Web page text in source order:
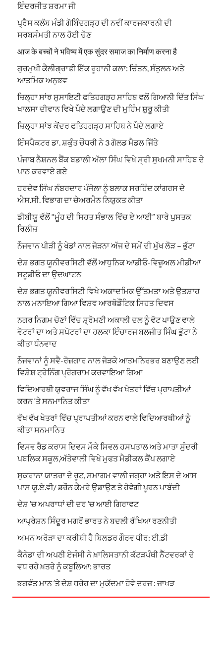
ਇੰਦਰਜੀਤ ਸ਼ਰਮਾ ਜੀ
ਪ੍ਰੈਸ ਕਲੱਬ ਮੰਡੀ ਗੋਬਿੰਦਗੜ੍ਹ ਦੀ ਨਵੀਂ ਕਾਰਜਕਾਰਨੀ ਦੀ
ਸਰਬਸੰਮਤੀ ਨਾਲ ਹੋਈ ਚੋਣ
आज के बच्चों ने भविष्य में एक सुंदर समाज का निर्माण करना है
ਗੁਰਮੁਖੀ ਕੈਲੀਗ੍ਰਾਫੀ ਇੱਕ ਰੂਹਾਨੀ ਕਲਾ: ਚਿੰਤਨ, ਸੰਤੁਲਨ ਅਤੇ
ਆਤਮਿਕ ਅਨੁਭਵ
ਜ਼ਿਲ੍ਹਾ ਸਾਂਝ ਸੁਸਾਇਟੀ ਫਤਿਹਗੜ੍ਹ ਸਾਹਿਬ ਵਲੋਂ ਗਿਆਨੀ ਦਿੱਤ ਸਿੰਘ
ਖਾਲਸਾ ਦੀਵਾਨ ਵਿਖੇ ਪੌਦੇ ਲਗਾਉਣ ਦੀ ਮੁਹਿੰਮ ਸ਼ੁਰੂ ਕੀਤੀ
ਜ਼ਿਲ੍ਹਾ ਸਾਂਝ ਕੇਂਦਰ ਫਤਿਹਗੜ੍ਹ ਸਾਹਿਬ ਨੇ ਪੌਦੇ ਲਗਾਏ
ਇੰਸਪੈਕਟਰ ਡਾ. ਸ਼ਕੁੰਤ ਚੌਧਰੀ ਨੇ 3 ਗੋਲਡ ਮੈਡਲ ਜਿੱਤੇ
ਪੰਜਾਬ ਨੈਸ਼ਨਲ ਬੈਂਕ ਬਡਾਲੀ ਅੱਲਾ ਸਿੰਘ ਵਿਖੇ ਸ੍ਰੀ ਸੁਖਮਨੀ ਸਾਹਿਬ ਦੇ
ਪਾਠ ਕਰਵਾਏ ਗਏ
ਹਰਦੇਵ ਸਿੰਘ ਨੰਬਰਦਾਰ ਪੰਜੋਲਾ ਨੂੰ ਬਲਾਕ ਸਰਹਿੰਦ ਕਾਂਗਰਸ ਦੇ
ਐਸ.ਸੀ. ਵਿਭਾਗ ਦਾ ਚੇਅਰਮੈਨ ਨਿਯੁਕਤ ਕੀਤਾ
ਡੀਬੀਯੂ ਵੱਲੋਂ “ਮੂੰਹ ਦੀ ਸਿਹਤ ਸੰਭਾਲ ਵਿੱਚ ਏ ਆਈ” ਬਾਰੇ ਪੁਸਤਕ
ਰਿਲੀਜ਼
ਨੌਜਵਾਨ ਪੀੜੀ ਨੂੰ ਖੇਡਾਂ ਨਾਲ ਜੋੜਨਾ ਅੱਜ ਦੇ ਸਮੇਂ ਦੀ ਮੁੱਖ ਲੋੜ – ਭੁੱਟਾ
ਦੇਸ਼ ਭਗਤ ਯੂਨੀਵਰਸਿਟੀ ਵੱਲੋਂ ਆਧੁਨਿਕ ਆਡੀਓ-ਵਿਜ਼ੂਅਲ ਮੀਡੀਆ
ਸਟੂਡੀਓ ਦਾ ਉਦਘਾਟਨ
ਦੇਸ਼ ਭਗਤ ਯੂਨੀਵਰਸਿਟੀ ਵਿਖੇ ਅਕਾਦਮਿਕ ਉੱਤਮਤਾ ਅਤੇ ਉਤਸ਼ਾਹ
ਨਾਲ ਮਨਾਇਆ ਗਿਆ ਵਿਸ਼ਵ ਆਰਥੋਡੌਂਟਿਕ ਸਿਹਤ ਦਿਵਸ
ਨਗਰ ਨਿਗਮ ਚੋਣਾਂ ਵਿੱਚ ਸ਼੍ਰੋਮਣੀ ਅਕਾਲੀ ਦਲ ਨੂੰ ਵੋਟ ਪਾਉਣ ਵਾਲੇ
ਵੋਟਰਾਂ ਦਾ ਅਤੇ ਸਪੋਟਰਾਂ ਦਾ ਹਲਕਾ ਇੰਚਾਰਜ ਬਲਜੀਤ ਸਿੰਘ ਭੁੱਟਾ ਨੇ
ਕੀਤਾ ਧੰਨਵਾਦ
ਨੌਜਵਾਨਾਂ ਨੂੰ ਸਵੈ-ਰੋਜ਼ਗਾਰ ਨਾਲ ਜੋੜਕੇ ਆਤਮਨਿਰਭਰ ਬਣਾਉਣ ਲਈ
ਵਿਸ਼ੇਸ਼ ਟ੍ਰੇਨਿੰਗ ਪ੍ਰੋਗਰਾਮ ਕਰਵਾਇਆ ਗਿਆ
ਵਿਦਿਆਰਥੀ ਯੁਵਰਾਜ ਸਿੰਘ ਨੂੰ ਵੱਖ ਵੱਖ ਖੇਤਰਾਂ ਵਿੱਚ ਪ੍ਰਾਪਤੀਆਂ
ਕਰਨ ‘ਤੇ ਸਨਮਾਨਿਤ ਕੀਤਾ
ਵੱਖ ਵੱਖ ਖੇਤਰਾਂ ਵਿੱਚ ਪ੍ਰਾਪਤੀਆਂ ਕਰਨ ਵਾਲੇ ਵਿਦਿਆਰਥੀਆਂ ਨੂੰ
ਕੀਤਾ ਸਨਮਾਨਿਤ
ਵਿਸਵ ਰੈਡ ਕਰਾਸ ਦਿਵਸ ਮੌਕੇ ਸਿਵਲ ਹਸਪਤਾਲ ਅਤੇ ਮਾਤਾ ਸੁੰਦਰੀ
ਪਬਲਿਕ ਸਕੂਲ,ਅੱਤੇਵਾਲੀ ਵਿਖੇ ਮੁਫਤ ਮੈਡੀਕਲ ਕੈਂਪ ਲਗਾਏ
ਸੁਕਰਾਨਾ ਯਾਤਰਾ ਦੇ ਰੂਟ, ਸਮਾਗਮ ਵਾਲੀ ਜਗ੍ਹਾ ਅਤੇ ਇਸ ਦੇ ਆਸ
ਪਾਸ ਯੂ.ਏ.ਵੀ/ ਡਰੌਨ ਕੈਮਰੇ ਉਡਾਉਣ ਤੇ ਹੋਵੇਗੀ ਪੂਰਨ ਪਾਬੰਦੀ
ਦੇਸ਼ ‘ਚ ਅਪਰਾਧਾਂ ਦੀ ਦਰ ‘ਚ ਆਈ ਗਿਰਾਵਟ
ਆਪ੍ਰੇਸ਼ਨ ਸਿੰਦੂਰ ਮਗਰੋਂ ਭਾਰਤ ਨੇ ਬਦਲੀ ਰੱਖਿਆ ਰਣਨੀਤੀ
ਅਮਨ ਅਰੋੜਾ ਦਾ ਕਰੀਬੀ ਹੈ ਬਿਲਡਰ ਗੌਰਵ ਧੀਰ: ਈ.ਡੀ
ਕੈਨੇਡਾ ਦੀ ਅਪਣੀ ਏਜੰਸੀ ਨੇ ਖ਼ਾਲਿਸਤਾਨੀ ਕੱਟੜਪੰਥੀ ਨੈੱਟਵਰਕਾਂ ਦੇ
ਵਧ ਰਹੇ ਖ਼ਤਰੇ ਨੂੰ ਕਬੂਲਿਆ: ਭਾਰਤ
ਭਗਵੰਤ ਮਾਨ ‘ਤੇ ਦੇਸ਼ ਧਰੋਹ ਦਾ ਮੁਕੱਦਮਾ ਹੋਵੇ ਦਰਜ : ਜਾਖੜ